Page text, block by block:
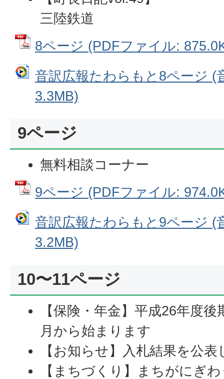
三陸鉄道
8ページ (PDFファイル:
音訳広報たわらもと8ページ (
3.3MB)
9ページ
無料相談コーナー
9ページ (PDFファイル:
音訳広報たわらもと9ページ (
3.2MB)
10〜11ページ
【保険・年金】平成26年度
月から始まります
【お知らせ】入札結果を公表
【まちづくり】まちがにぎ